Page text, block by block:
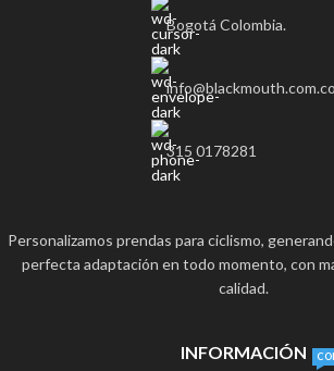
Bogotá Colombia.
info@blackmouth.com.co
315 0178281
Personalizamos prendas para ciclismo,
perfecta adaptación en todo momento, con
calidad.
INFORMACIÓN